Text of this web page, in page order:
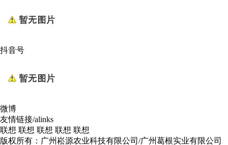
抖音号
微博
友情链接/alinks
联想 联想 联想 联想 联想
版权所有：广州崧源农业科技有限公司/广州葛根实业有限公司